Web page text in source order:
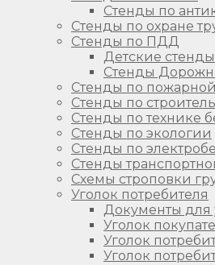
Стенды по
Стенды по охране
Стенды по ПДД
Детские
Стенды
Стенды по
Стенды по
Стенды по технике
Стенды по экологии
Стенды по
Стенды
Схемы строповки
Уголок потребителя
Документы для
Уголок
Уголок
Уголок